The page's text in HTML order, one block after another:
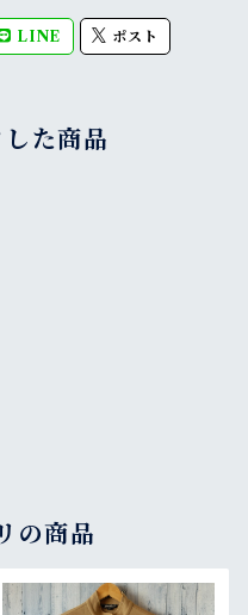
LINE ポスト
た商品
の商品